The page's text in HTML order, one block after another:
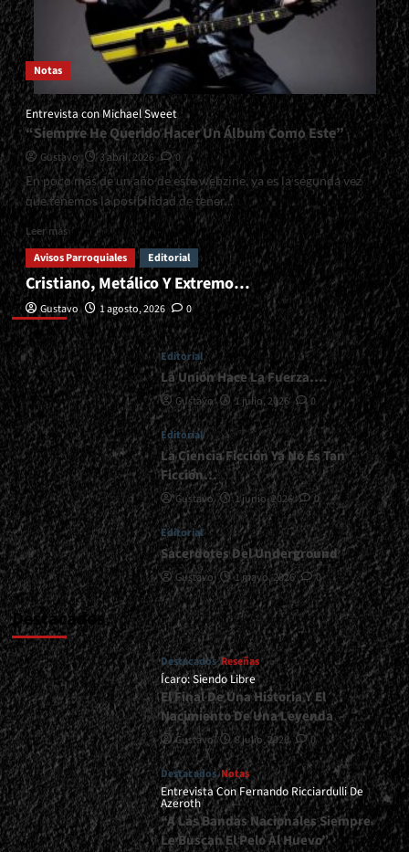
Notas
Entrevista con Michael Sweet
“Siempre He Querido Hacer Un Álbum Como Este”
Gustavo 3 abril, 2026
0
En poco más de un año de este webzine, ya es la segunda vez
que tenemos la posibilidad de tener...
Leer másRead
more
about
<small>Entrevista
con
Michael
Sweet<span>
|
</span>
</small>
<div>“Siempre
He
Querido
Hacer
Un
Álbum
Como
Este”</div>
Editorial
Avisos Parroquiales Editorial
Cristiano, Metálico Y Extremo…
Gustavo 1 agosto, 2026 0
Editorial
La Unión Hace La Fuerza….
Gustavo 1 julio, 2026 0
Editorial
La Ciencia Ficción Ya No Es Tan
Ficción…
Gustavo 1 junio, 2026 0
Editorial
Sacerdotes Del Underground
Gustavo 1 mayo, 2026 0
Destacados
Destacados Reseñas
Ícaro: Siendo Libre
El Final De Una Historia Y El
Nacimiento De Una Leyenda
Gustavo 8 julio, 2026 0
Destacados Notas
Entrevista Con Fernando Ricciardulli De
Azeroth
“A Las Bandas Nacionales Siempre
Le Buscan El Pelo Al Huevo”